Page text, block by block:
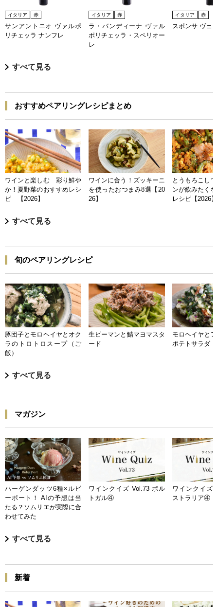
イタリア 赤
サンアントニオ ヴァルポ
リチェッラ ナンフレ
イタリア 赤
ラ・バンディーナ ヴァル
ポリチェッラ・スペリオー
レ
イタリア 赤
スポンサ ヴェ
すべて見る
おすすめペアリングレシピまとめ
ワインと楽しむ 彩り鮮や
か！夏野菜のおすすめレシ
ピ 【2026】
ワインに合う！ズッキーニ
を使ったおつまみ8選【20
26】
とうもろこし
ンが飲みたく
レシピ【2026】
すべて見る
旬のペアリングレシピ
豚団子とモロヘイヤとオク
ラのトロトロスープ（ご
飯）
生ピーマンと鯖マヨマスタ
ード
モロヘイヤと
ポテトサラダ
すべて見る
マガジン
ハーゲンダッツ6種×ルビ
ーポート！ AIの予想は当
たる？ソムリエが実際に合
わせてみた
ワインクイズ Vol.73 ポル
トガル④
ワインクイズ
ストラリア④
すべて見る
新着